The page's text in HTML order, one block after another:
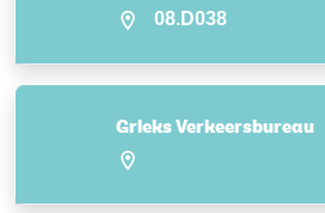
08.D038
Grieks Verkeersbureau